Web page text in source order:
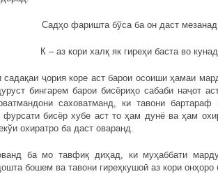
Садҳо фаришта бўса ба он даст
К – аз кори халқ як гиреҳи баста во
садақаи ҷория коре аст барои осоиши ҳамаи
бингарем барои бисёриҳо сабаби наҷот
саховатманд, ки тавони
фурсати бисёр хубе аст то ҳам дунё ва ҳам
охиратро ба даст оваранд.
ба мо тавфиқ диҳад, ки муҳаббати
бошем ва тавони гиреҳкушоӣ аз кори